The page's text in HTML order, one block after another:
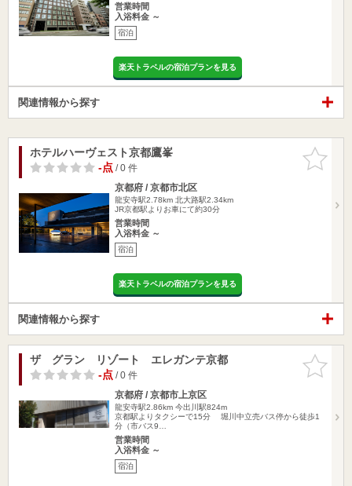
営業時間
入浴料金 ～
宿泊
楽天トラベルの宿泊プランを見る
関連情報から探す
お気に入
りに追加
ホテルハーヴェスト京都鷹峯
-点/ 0 件
京都府 / 京都市北区
龍安寺駅2.78km 北大路駅2.34km
JR京都駅よりお車にて約30分
営業時間
入浴料金 ～
宿泊
楽天トラベルの宿泊プランを見る
関連情報から探す
お気に入
りに追加
ザ グラン リゾート エレガンテ京都
-点/ 0 件
京都府 / 京都市上京区
龍安寺駅2.86km 今出川駅824m
京都駅よりタクシーで15分 堀川中立売バス停から徒歩1
分（市バス9…
営業時間
入浴料金 ～
宿泊